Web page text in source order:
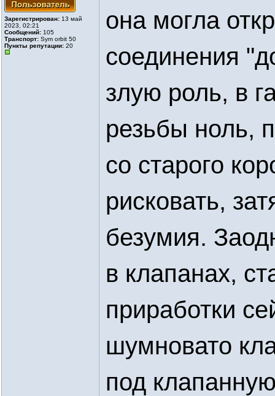
Зарегистрирован: 13 май
2023, 02:21
Сообщений: 105
Транспорт: Sym orbit 50
Пункты репутации: 20
она могла
соединения
злую роль, в
резьбы ноль,
со старого
рисковать,
безумия.
в клапанах,
приработки
шумновато
под